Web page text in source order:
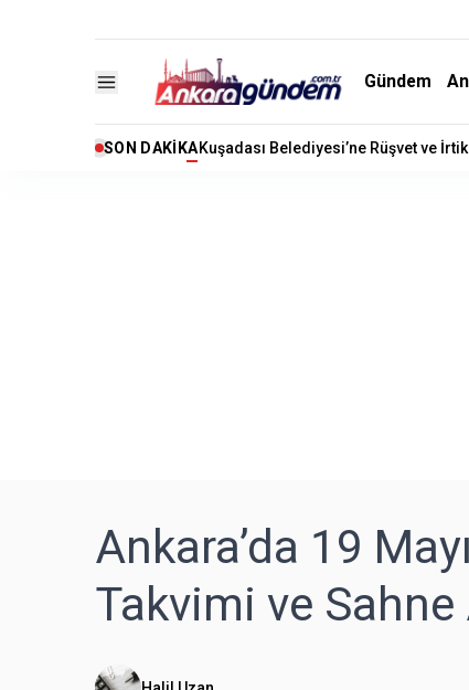
Gündem
SON DAKIKAKuşadası Belediyesi’ne Rüşvet ve
Ankara’da 19
Takvimi ve Sahne